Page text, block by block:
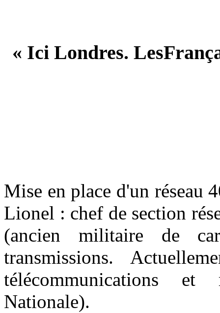
« Ici Londres.
Mise en place d'un réseau
Lionel : chef de section
(ancien militaire de
transmissions.
télécommunications
Nationale).